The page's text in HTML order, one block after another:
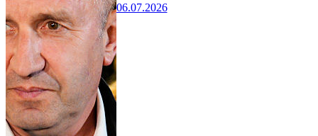
06.07.2026